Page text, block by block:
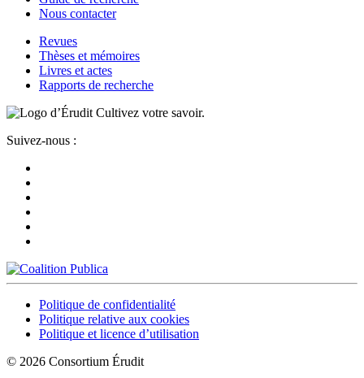
Nous contacter
Revues
Thèses et mémoires
Livres et actes
Rapports de recherche
Cultivez votre savoir.
Suivez-nous :
Politique de confidentialité
Politique relative aux cookies
Politique et licence d’utilisation
© 2026 Consortium Érudit